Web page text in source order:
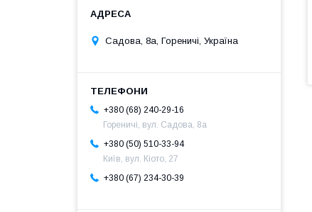
Садова, 8а, Гореничі, Україна
+380 (68) 240-29-16
Гореничі, вул. Садова, 8а
+380 (50) 510-33-94
Київ, вул. Кіото, 27
+380 (67) 234-30-39